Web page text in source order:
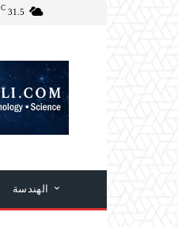
31.5
C
الهندسة